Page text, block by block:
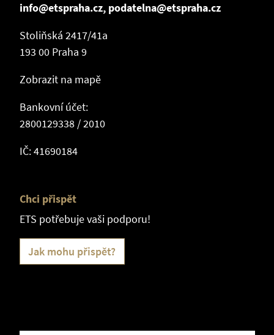
info@etspraha.cz, podatelna@etspraha.cz
Stoliňská 2417/41a
193 00 Praha 9
Zobrazit na mapě
Bankovní účet:
2800129338 / 2010
IČ: 41690184
Chci přispět
ETS potřebuje vaši podporu!
Jak mohu přispět?